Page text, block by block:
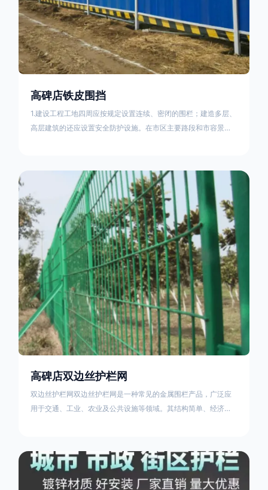
高碑店铁皮围挡
1.建设工程工地四周应按规定设置连续、密闭的围栏；建造多层、
高层建筑的还应设置安全防护设施。在市区主要路段和市容景观
料应保证围栏稳固、整洁、美观。市政工程项目工地，可按工程
进度分段设置围栏或按规定使用统一的连续性护栏设施。施工单
位不得在工地围栏外堆放建筑材料、垃圾和工程渣土。在
高碑店双边丝护栏网
双边丝护栏网双边丝护栏网是一种常见的金属围栏产品，广泛应
用于交通、工业、农业及公共设施等领域。其结构简单、经济实
边丝护栏网由低碳钢丝（Q235材质）通过焊接或编织形成网格结
构，网片两侧各有一根加固的纵向钢丝（双边丝），用于与立柱
连接固定。其表面通常采用镀锌、喷塑或浸塑处理，以增强耐腐